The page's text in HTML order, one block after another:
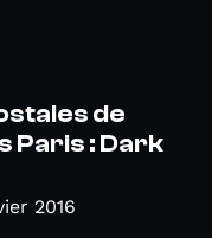
de
Paris : Dark
2016